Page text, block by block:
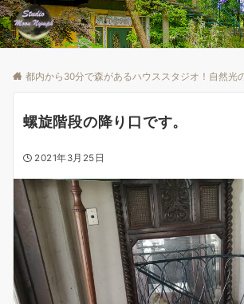
都内から30分で森があるハウススタジオ！自然光
螺旋階段の降り口です。
2021年3月25日